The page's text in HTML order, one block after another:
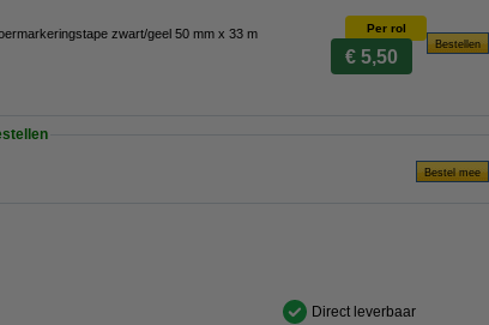
zwart/geel 50 mm x 33 m
Per rol
€ 5,50
Direct leverbaar